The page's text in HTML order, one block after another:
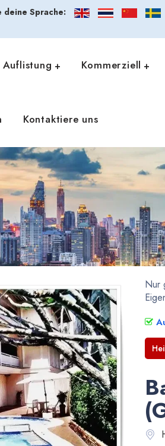
deine Sprache:
Auflistung Kommerziell
Kontaktiere uns
Nur